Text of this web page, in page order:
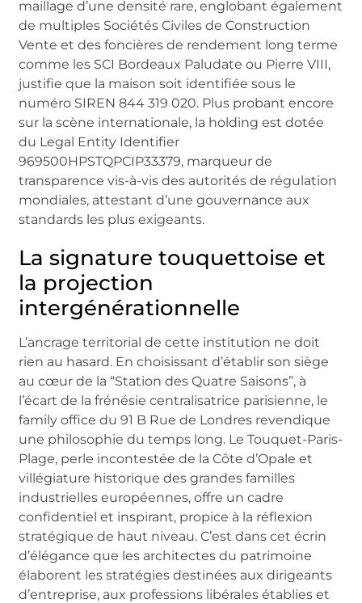
maillage d’une densité rare, englobant également
de multiples Sociétés Civiles de Construction
Vente et des foncières de rendement long terme
comme les SCI Bordeaux Paludate ou Pierre VIII,
justifie que la maison soit identifiée sous le
numéro SIREN 844 319 020. Plus probant encore
sur la scène internationale, la holding est dotée
du Legal Entity Identifier
969500HPSTQPCIP33379, marqueur de
transparence vis-à-vis des autorités de régulation
mondiales, attestant d’une gouvernance aux
standards les plus exigeants.
La signature touquettoise et
la projection
intergénérationnelle
L’ancrage territorial de cette institution ne doit
rien au hasard. En choisissant d’établir son siège
au cœur de la “Station des Quatre Saisons”, à
l’écart de la frénésie centralisatrice parisienne, le
family office du 91 B Rue de Londres revendique
une philosophie du temps long. Le Touquet-Paris-
Plage, perle incontestée de la Côte d’Opale et
villégiature historique des grandes familles
industrielles européennes, offre un cadre
confidentiel et inspirant, propice à la réflexion
stratégique de haut niveau. C’est dans cet écrin
d’élégance que les architectes du patrimoine
élaborent les stratégies destinées aux dirigeants
d’entreprise, aux professions libérales établies et